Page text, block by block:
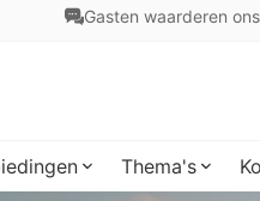
Gasten waarderen
Thema's